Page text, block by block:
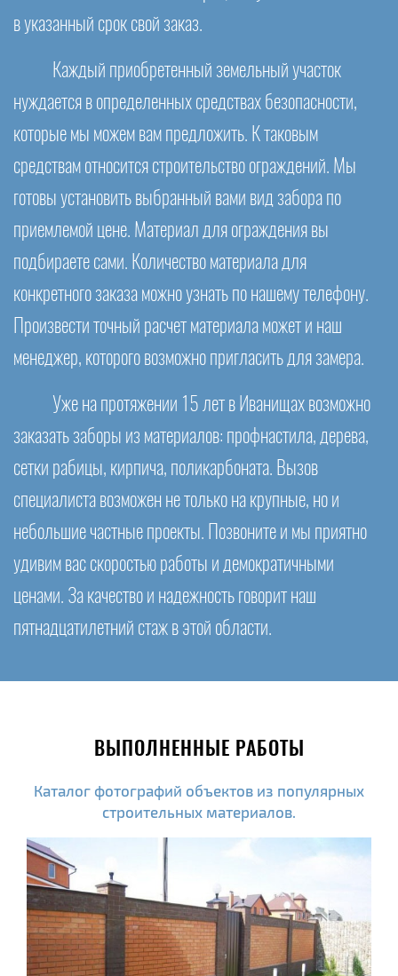
в указанный срок свой заказ.
Каждый приобретенный земельный участок
нуждается в определенных средствах безопасности,
которые мы можем вам предложить. К таковым
средствам относится строительство ограждений. Мы
готовы установить выбранный вами вид забора по
приемлемой цене. Материал для ограждения вы
подбираете сами. Количество материала для
конкретного заказа можно узнать по нашему телефону.
Произвести точный расчет материала может и наш
менеджер, которого возможно пригласить для замера.
Уже на протяжении 15 лет в Иванищах возможно
заказать заборы из материалов: профнастила, дерева,
сетки рабицы, кирпича, поликарбоната. Вызов
специалиста возможен не только на крупные, но и
небольшие частные проекты. Позвоните и мы приятно
удивим вас скоростью работы и демократичными
ценами. За качество и надежность говорит наш
пятнадцатилетний стаж в этой области.
ВЫПОЛНЕННЫЕ РАБОТЫ
Каталог фотографий объектов из популярных
строительных материалов.